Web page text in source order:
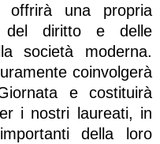
offrirà una propria
del diritto e delle
società moderna.
coinvolgerà
e costituirà
i nostri laureati, in
della loro